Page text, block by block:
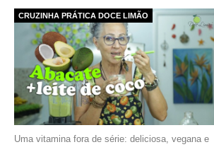
CRUZINHA PRÁTICA DOCE LIMÃO
Uma vitamina fora de série: deliciosa, vegana e